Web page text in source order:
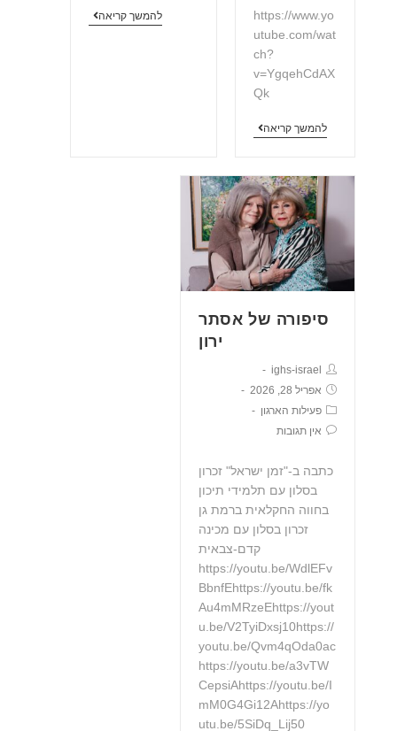
https://www.yo
utube.com/wat
ch?
v=YgqehCdAX
Qk
להמשך קריאה
להמשך קריאה
סיפורה של אסתר
ירון
ighs-israel
אפריל 28, 2026
פעילות הארגון
אין תגובות
כתבה ב-"זמן ישראל" זכרון
בסלון עם תלמידי תיכון
בחווה החקלאית ברמת גן
זכרון בסלון עם מכינה
קדם-צבאית​
https://youtu.be/WdlEFv
BbnfEhttps://youtu.be/fk
Au4mMRzeEhttps://yout
u.be/V2TyiDxsj10https://
youtu.be/Qvm4qOda0ac
https://youtu.be/a3vTW
CepsiAhttps://youtu.be/I
mM0G4Gi12Ahttps://yo
utu.be/5SiDq_Lij50